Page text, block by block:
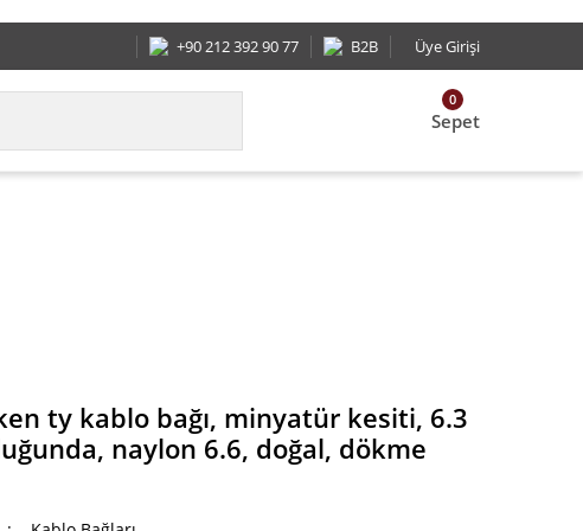
+90 212 392 90 77
B2B Üye Girişi
0
Sepet
ty kablo bağı, minyatür kesiti, 6.3
naylon 6.6, doğal, dökme